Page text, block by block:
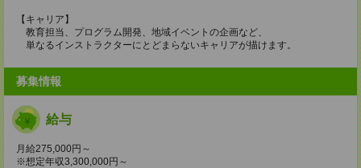
【キャリア】
教育担当、プログラム開発、地域イベントの企画など、
単なるインストラクターにとどまらないキャリアが描けます。
募集情報
給与
月給275,000円～
※想定年収3,300,000円～